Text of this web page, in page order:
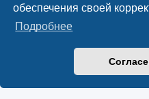
обеспечения своей
Подробнее